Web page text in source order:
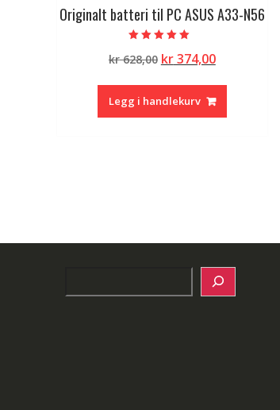
Originalt batteri til PC ASUS A33-N56
5.00
av 5
kr628,00 Opprinnelig
var:
kr 628,00.
kr374,00Nåværende
kr 374,00.
Legg i handlekurv